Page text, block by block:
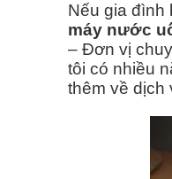
Nếu gia đình
máy nước
– Đơn vị
tôi có nhiều
thêm về dịch
CÔNG ỐNG ĐỒNG MÁY
Công Ống Đồng Máy